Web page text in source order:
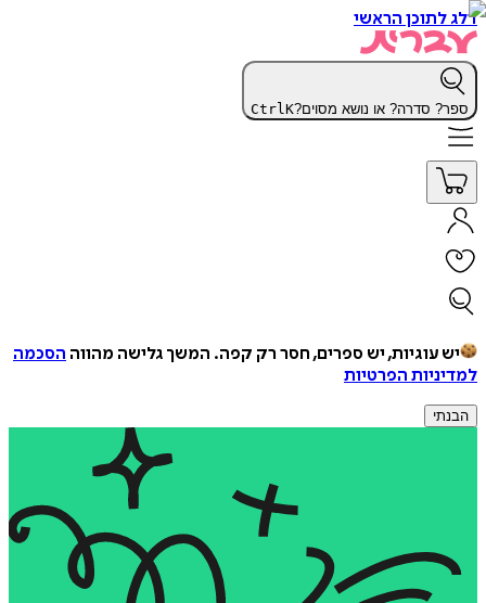
דלג לתוכן הראשי
ספר? סדרה? או נושא מסוים? CtrlK
יש עוגיות, יש ספרים, חסר רק קפה. המשך גלישה מהווה הסכמה
למדיניות הפרטיות
הבנתי